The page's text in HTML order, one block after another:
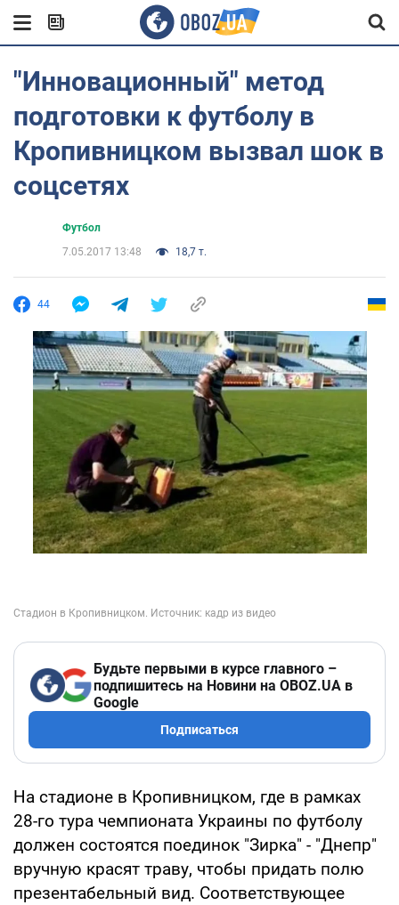
"Инновационный" метод
подготовки к футболу в
Кропивницком вызвал шок в
соцсетях
Футбол
7.05.2017 13:48
18,7 т.
44
Будьте первыми в курсе главного –
подпишитесь на Новини на OBOZ.UA в
Google
Подписаться
На стадионе в Кропивницком, где в рамках
28-го тура чемпионата Украины по футболу
должен состоятся поединок "Зирка" - "Днепр"
вручную красят траву, чтобы придать полю
презентабельный вид. Соответствующее